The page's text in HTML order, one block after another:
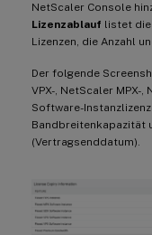
NetScaler Console
Lizenzablauf listet die
Lizenzen, die Anzahl
Der folgende
VPX-, NetScaler MPX-,
Software-
Bandbreitenkapazität
(Vertragsenddatum).